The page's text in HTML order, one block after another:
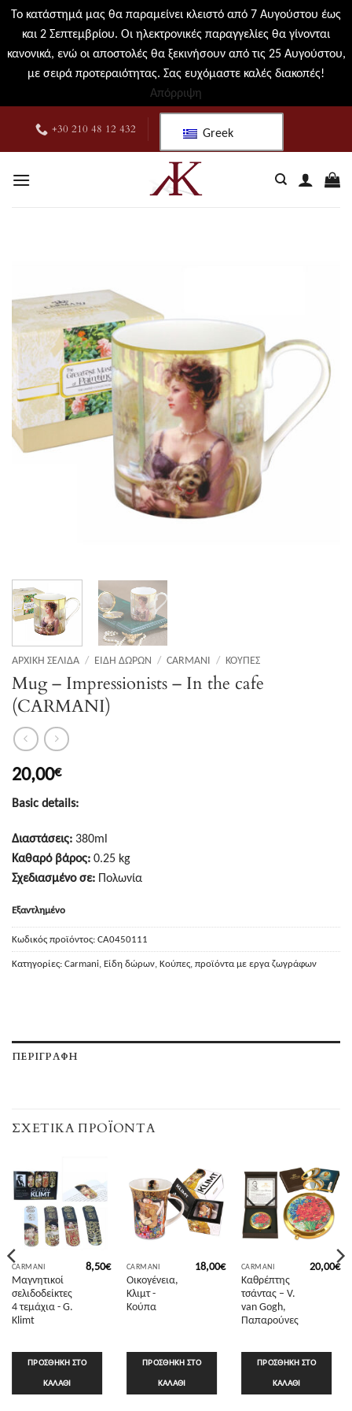
Το κατάστημά μας θα παραμείνει κλειστό από 7 Αυγούστου έως
και 2 Σεπτεμβρίου. Οι ηλεκτρονικές παραγγελίες θα γίνονται
κανονικά, ενώ οι αποστολές θα ξεκινήσουν από τις 25 Αυγούστου,
με σειρά προτεραιότητας. Σας ευχόμαστε καλές διακοπές!
Απόρριψη
περιεχόμενο
+30 210 48 12 432 Greek
ΑΡΧΙΚΉ ΣΕΛΊΔΑ / ΕΊΔΗ ΔΏΡΩΝ / CARMANI / ΚΟΎΠΕΣ
Mug – Impressionists – In the cafe
(CARMANI)
20,00€
Basic details:
Διαστάσεις: 380ml
Καθαρό βάρος: 0.25 kg
Σχεδιασμένο σε: Πολωνία
Εξαντλημένο
Κωδικός προϊόντος: CA0450111
Κατηγορίες: Carmani Είδη δώρων Κούπες προϊόντα με εργα ζωγράφων
ΠΕΡΙΓΡΑΦΉ
ΣΧΕΤΙΚΆ ΠΡΟΪΌΝΤΑ
CARMANI
Μαγνητικοί
σελιδοδείκτες
4 τεμάχια - G.
Klimt
8,50€
ΠΡΟΣΘΉΚΗ ΣΤΟ
ΚΑΛΆΘΙ
CARMANI
Οικογένεια,
Κλιμτ -
Κούπα
18,00€
ΠΡΟΣΘΉΚΗ ΣΤΟ
ΚΑΛΆΘΙ
CARMANI
Καθρέπτης
τσάντας – V.
van Gogh,
Παπαρούνες
20,00€
ΠΡΟΣΘΉΚΗ ΣΤΟ
ΚΑΛΆΘΙ